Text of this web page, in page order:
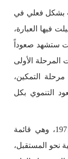
بشكل فعلي في
فيها العبارة،
ستشهد صعوداً
المرحلة الأولى
التمكين،
التنموي بكل
فمنذ تأسيسها (دولة الإمارات) في العام 1971، وهي قائمة
نحو المستقبل،